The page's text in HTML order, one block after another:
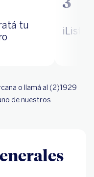
tu
¡Listo!
o llamá al (2)1929
de nuestros